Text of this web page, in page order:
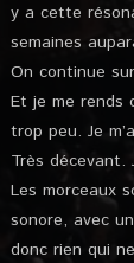
y a cette
semaines
On continue
Et je me rends
trop peu. Je
Très décevant.
Les morceaux
sonore, avec
donc rien qui